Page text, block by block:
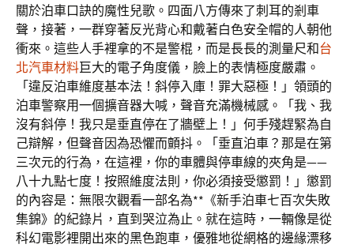
關於泊車口訣的魔性兒歌。四面八方傳來了刺耳的剎車
聲，接著，一群穿著反光背心和戴著白色安全帽的人朝他
衝來。這些人手裡拿的不是警棍，而是長長的測量尺和台
北汽車材料巨大的電子角度儀，臉上的表情極度嚴肅。
「違反泊車維度基本法！斜停入庫！罪大惡極！」領頭的
泊車警察用一個擴音器大喊，聲音充滿機械感。「我、我
沒有斜停！我只是垂直停在了牆壁上！」何手殘趕緊為自
己辯解，但聲音因為恐懼而顫抖。「垂直泊車？那是在第
三次元的行為，在這裡，你的車體與停車線的夾角是——
八十九點七度！按照維度法則，你必須接受懲罰！」懲罰
的內容是：無限次觀看一部名為**《新手泊車七百次失敗
集錦》的紀錄片，直到哭泣為止。就在這時，一輛像是從
科幻電影裡開出來的黑色跑車，優雅地從網格的邊緣漂移